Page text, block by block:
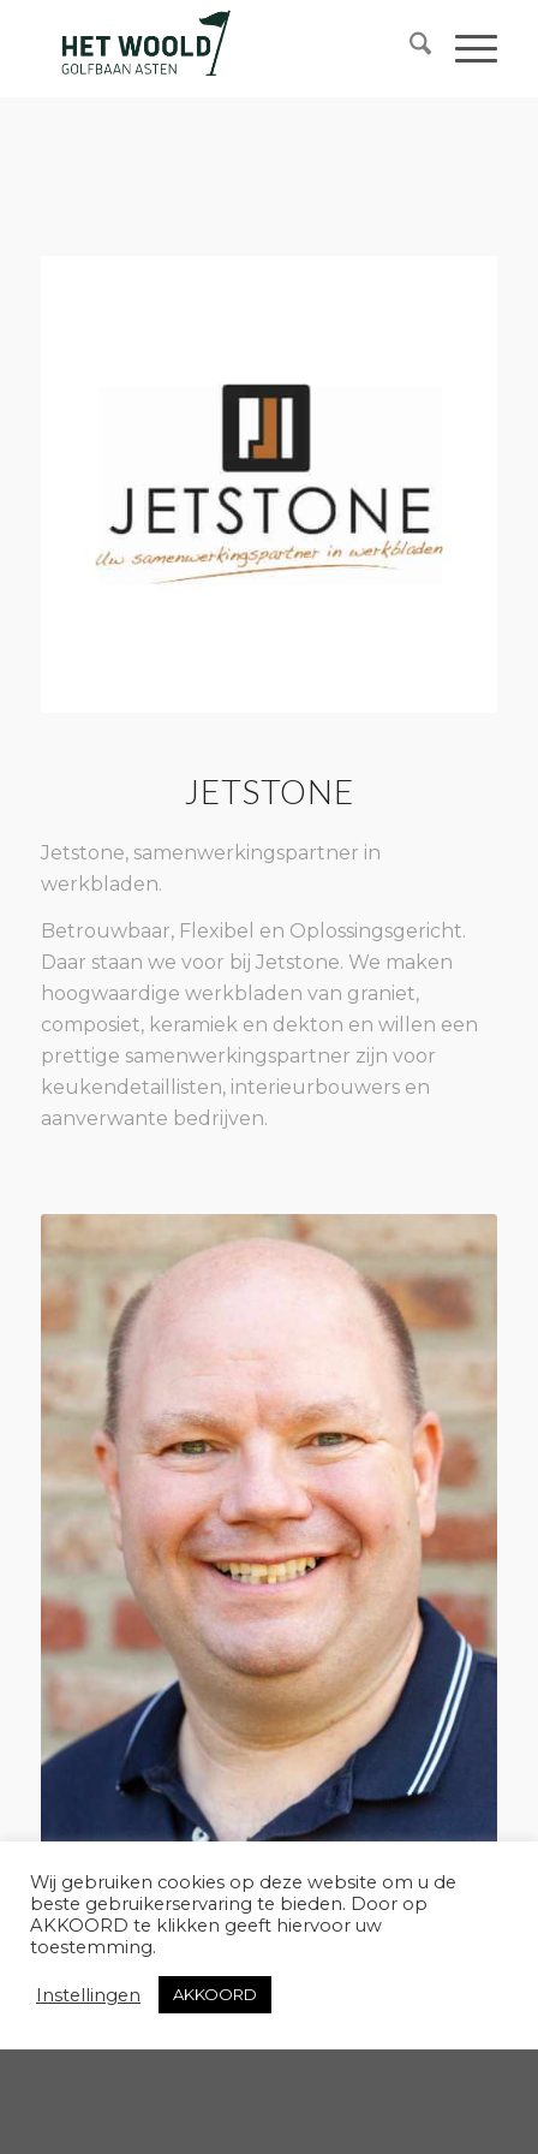
JETSTONE
Jetstone, samenwerkingspartner in
werkbladen.
Betrouwbaar, Flexibel en Oplossingsgericht.
Daar staan we voor bij Jetstone. We maken
hoogwaardige werkbladen van graniet,
composiet, keramiek en dekton en willen een
prettige samenwerkingspartner zijn voor
keukendetaillisten, interieurbouwers en
aanverwante bedrijven.
John van den Heuvel
Wij gebruiken cookies op deze website om u de
beste gebruikerservaring te bieden. Door op
AKKOORD te klikken geeft hiervoor uw
toestemming.
Instellingen AKKOORD